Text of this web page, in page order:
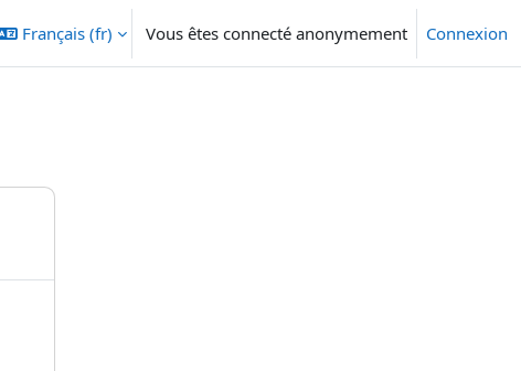
Français ‎(fr)‎ Vous êtes connecté anonymement Connexion